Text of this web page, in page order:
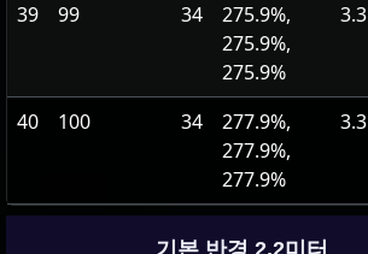
39 99 34
275.9%,
275.9%,
275.9%
3.3
40 100 34
277.9%,
277.9%,
277.9%
3.3